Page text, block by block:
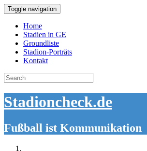
Toggle navigation
Home
Stadien in GE
Groundliste
Stadion-Porträts
Kontakt
Search
for:
Stadioncheck.de
Fußball ist Kommunikation